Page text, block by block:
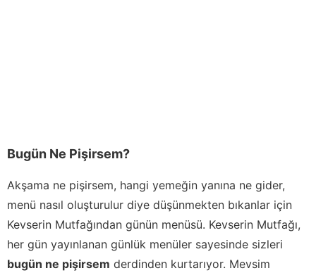
Bugün Ne Pişirsem?
Akşama ne pişirsem, hangi yemeğin yanına ne gider,
menü nasıl oluşturulur diye düşünmekten bıkanlar için
Kevserin Mutfağından günün menüsü. Kevserin Mutfağı,
her gün yayınlanan günlük menüler sayesinde sizleri
bugün ne pişirsem derdinden kurtarıyor. Mevsim